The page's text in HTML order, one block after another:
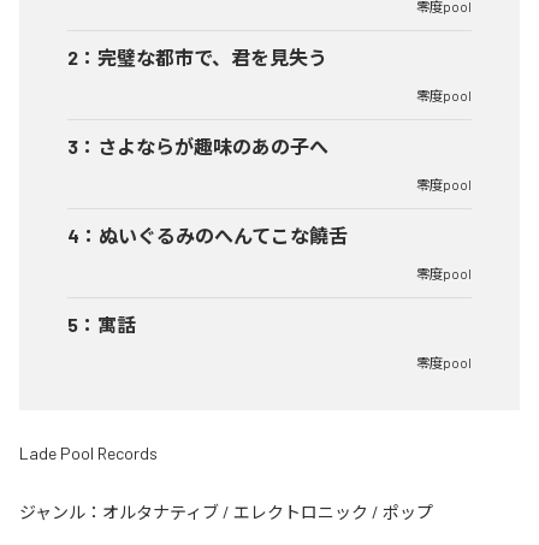
零度pool
2 ： 完璧な都市で、君を見失う
零度pool
3 ： さよならが趣味のあの子へ
零度pool
4 ： ぬいぐるみのへんてこな饒舌
零度pool
5 ： 寓話
零度pool
Lade Pool Records
ジャンル： オルタナティブ / エレクトロニック / ポップ